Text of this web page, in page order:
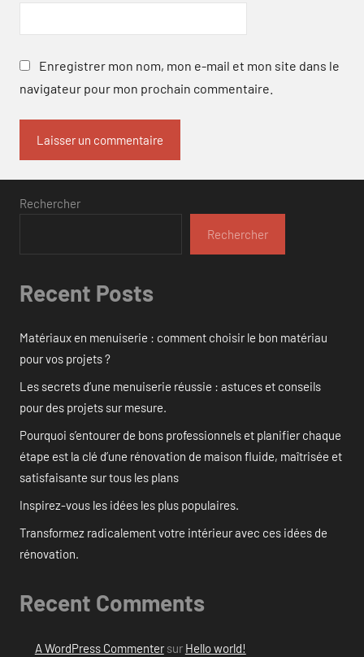
Enregistrer mon nom, mon e-mail et mon site dans le
navigateur pour mon prochain commentaire.
Rechercher
Rechercher
Recent Posts
Matériaux en menuiserie : comment choisir le bon matériau
pour vos projets ?
Les secrets d’une menuiserie réussie : astuces et conseils
pour des projets sur mesure.
Pourquoi s’entourer de bons professionnels et planifier chaque
étape est la clé d’une rénovation de maison fluide, maîtrisée et
satisfaisante sur tous les plans
Inspirez-vous les idées les plus populaires.
Transformez radicalement votre intérieur avec ces idées de
rénovation.
Recent Comments
A WordPress Commentersur Hello world!